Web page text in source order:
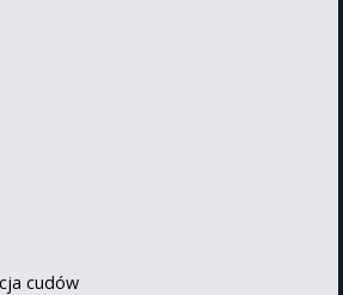
cudów